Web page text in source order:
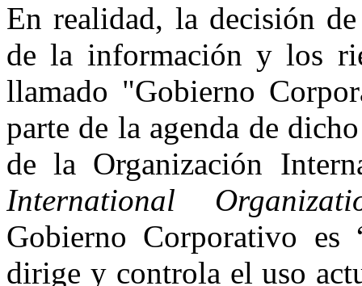
En realidad, la decisión
de la información y los
llamado "Gobierno
parte de la agenda de
de la Organización
International
Gobierno Corporativo es
dirige y controla el uso